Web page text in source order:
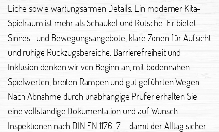
Eiche sowie wartungsarmen Details. Ein moderner Kita-
Spielraum ist mehr als Schaukel und Rutsche: Er bietet
Sinnes- und Bewegungsangebote, klare Zonen für Aufsicht
und ruhige Rückzugsbereiche. Barrierefreiheit und
Inklusion denken wir von Beginn an, mit bodennahen
Spielwerten, breiten Rampen und gut geführten Wegen.
Nach Abnahme durch unabhängige Prüfer erhalten Sie
eine vollständige Dokumentation und auf Wunsch
Inspektionen nach DIN EN 1176-7 – damit der Alltag sicher